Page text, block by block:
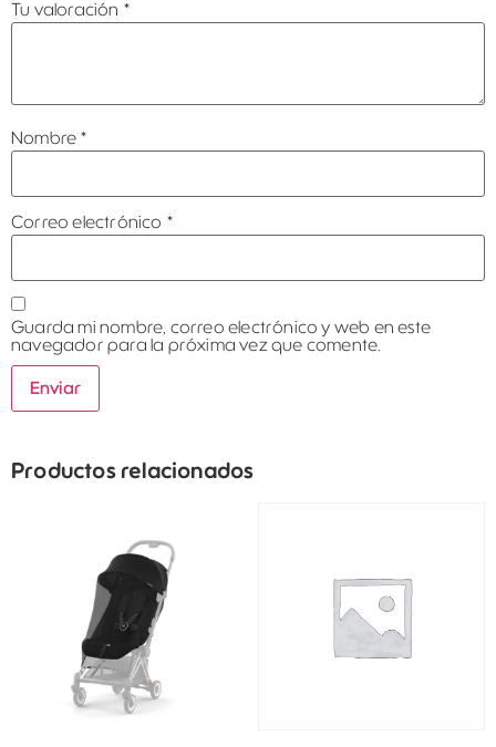
Tu valoración *
Nombre*
Correo electrónico *
Guarda mi nombre, correo electrónico y web en este
navegador para la próxima vez que comente.
Productos relacionados